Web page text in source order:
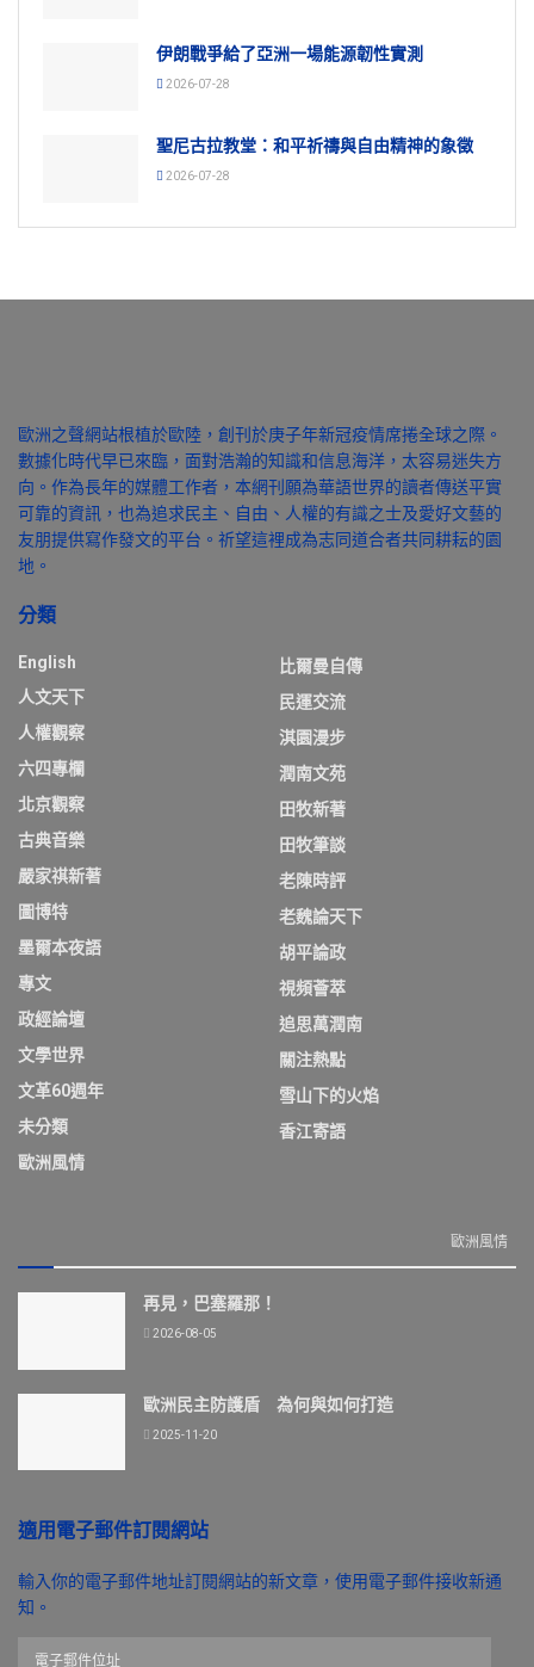
伊朗戰爭給了亞洲一場能源韌性實測
2026-07-28
聖尼古拉教堂：和平祈禱與自由精神的象徵
2026-07-28
歐洲之聲網站根植於歐陸，創刊於庚子年新冠疫情席捲全球之際。
數據化時代早已來臨，面對浩瀚的知識和信息海洋，太容易迷失方
向。作為長年的媒體工作者，本網刊願為華語世界的讀者傳送平實
可靠的資訊，也為追求民主、自由、人權的有識之士及愛好文藝的
友朋提供寫作發文的平台。祈望這裡成為志同道合者共同耕耘的園
地。
分類
English
人文天下
人權觀察
六四專欄
北京觀察
古典音樂
嚴家祺新著
圖博特
墨爾本夜語
專文
政經論壇
文學世界
文革60週年
未分類
歐洲風情
比爾曼自傳
民運交流
淇園漫步
潤南文苑
田牧新著
田牧筆談
老陳時評
老魏論天下
胡平論政
視頻薈萃
追思萬潤南
關注熱點
雪山下的火焰
香江寄語
歐洲風情
再見，巴塞羅那！
2026-08-05
歐洲民主防護盾 為何與如何打造
2025-11-20
適用電子郵件訂閱網站
輸入你的電子郵件地址訂閱網站的新文章，使用電子郵件接收新通
知。